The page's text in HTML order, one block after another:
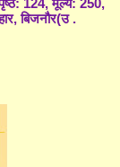
124, मूल्य: 250,
बिजनौर(उ .